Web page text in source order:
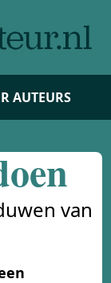
AUTEURS
van